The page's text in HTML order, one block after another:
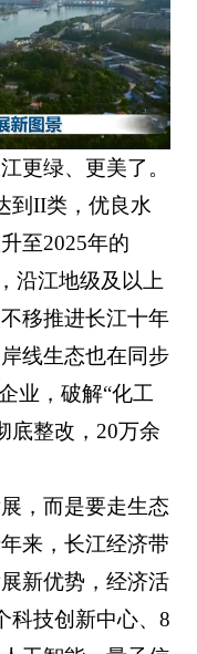
更绿、更美了。
到II类，优良水
至2025年的
沿江地级及以上
移推进长江十年
线生态也在同步
业，破解“化工
底整改，20万余
，而是要走生态
来，长江经济带
新优势，经济活
科技创新中心、8